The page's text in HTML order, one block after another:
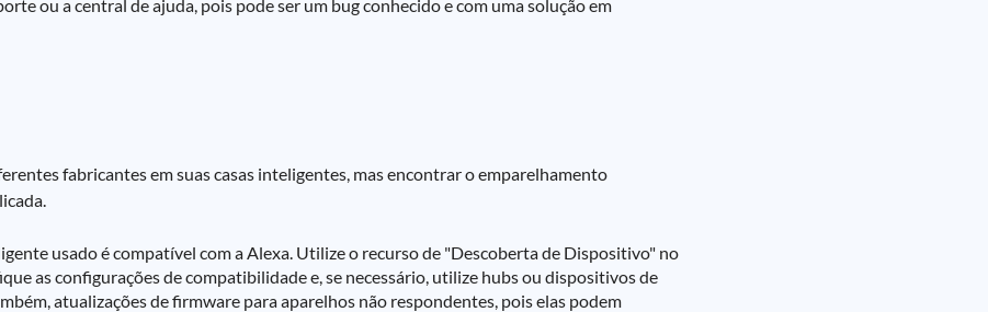
ou a central de ajuda, pois pode ser um bug conhecido e com uma solução em
fabricantes em suas casas inteligentes, mas encontrar o emparelhamento
usado é compatível com a Alexa. Utilize o recurso de "Descoberta de Dispositivo" no
as configurações de compatibilidade e, se necessário, utilize hubs ou dispositivos de
atualizações de firmware para aparelhos não respondentes, pois elas podem